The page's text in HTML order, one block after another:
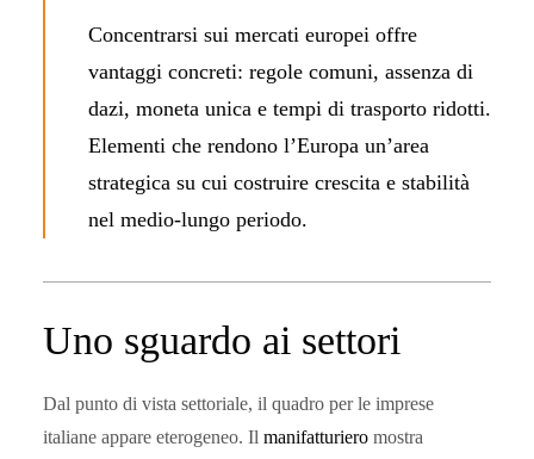
Concentrarsi sui mercati europei offre
vantaggi concreti: regole comuni, assenza di
dazi, moneta unica e tempi di trasporto ridotti.
Elementi che rendono l’Europa un’area
strategica su cui costruire crescita e stabilità
nel medio-lungo periodo.
Uno sguardo ai settori
Dal punto di vista settoriale, il quadro per le imprese
italiane appare eterogeneo. Il manifatturiero mostra